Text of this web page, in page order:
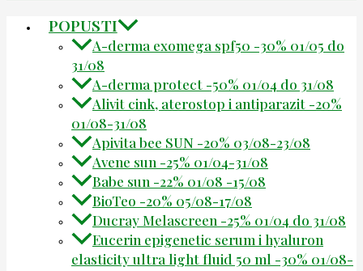
POPUSTI
A-derma exomega spf50 -30% 01/05 do
31/08
A-derma protect -50% 01/04 do 31/08
Alivit cink, aterostop i antiparazit -20%
01/08-31/08
Apivita bee SUN -20% 03/08-23/08
Avene sun -25% 01/04-31/08
Babe sun -22% 01/08 -15/08
BioTeo -20% 05/08-17/08
Ducray Melascreen -25% 01/04 do 31/08
Eucerin epigenetic serum i hyaluron
elasticity ultra light fluid 50 ml -30% 01/08-